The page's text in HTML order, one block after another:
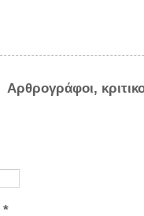
Αρθρογράφοι,
*